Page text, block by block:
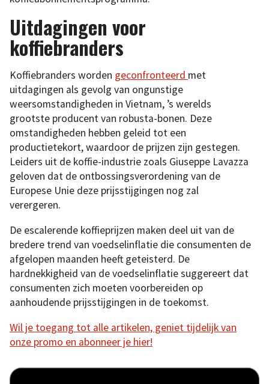
Uitdagingen voor
koffiebranders
Koffiebranders worden geconfronteerd met
uitdagingen als gevolg van ongunstige
weersomstandigheden in Vietnam, ’s werelds
grootste producent van robusta-bonen. Deze
omstandigheden hebben geleid tot een
productietekort, waardoor de prijzen zijn gestegen.
Leiders uit de koffie-industrie zoals Giuseppe Lavazza
geloven dat de ontbossingsverordening van de
Europese Unie deze prijsstijgingen nog zal
verergeren.
De escalerende koffieprijzen maken deel uit van de
bredere trend van voedselinflatie die consumenten de
afgelopen maanden heeft geteisterd. De
hardnekkigheid van de voedselinflatie suggereert dat
consumenten zich moeten voorbereiden op
aanhoudende prijsstijgingen in de toekomst.
Wil je toegang tot alle artikelen, geniet tijdelijk van
onze promo en abonneer je hier!